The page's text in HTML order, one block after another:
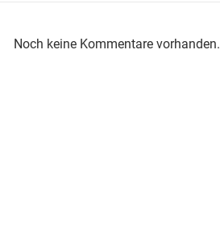
Noch keine Kommentare vorhanden.